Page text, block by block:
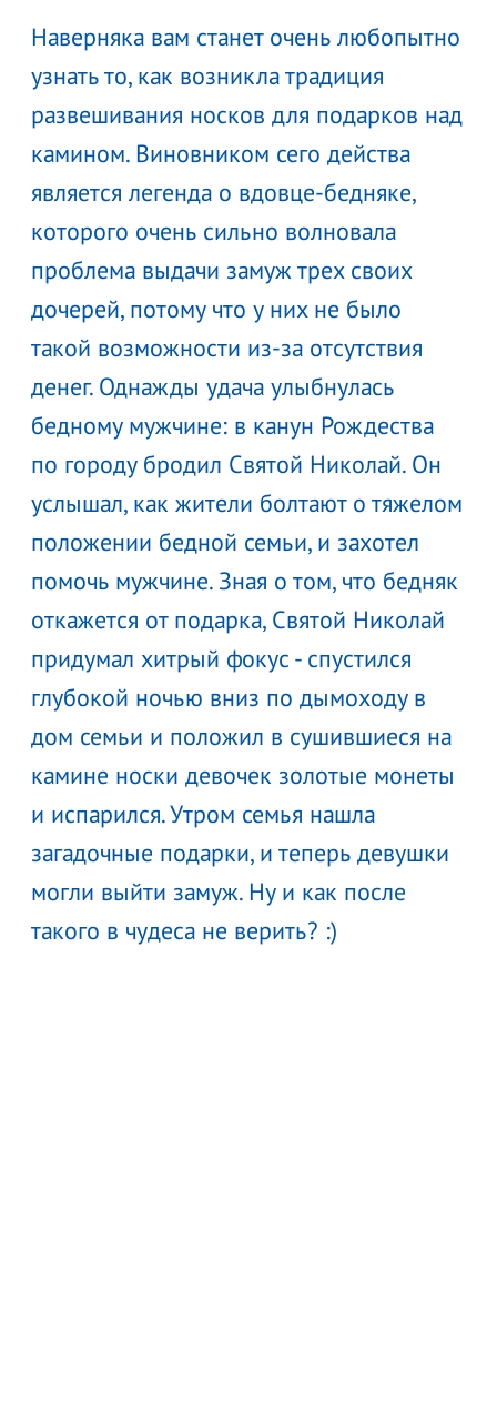
Наверняка вам станет очень любопытно
узнать то, как возникла традиция
развешивания носков для подарков над
камином. Виновником сего действа
является легенда о вдовце-бедняке,
которого очень сильно волновала
проблема выдачи замуж трех своих
дочерей, потому что у них не было
такой возможности из-за отсутствия
денег. Однажды удача улыбнулась
бедному мужчине: в канун Рождества
по городу бродил Святой Николай. Он
услышал, как жители болтают о тяжелом
положении бедной семьи, и захотел
помочь мужчине. Зная о том, что бедняк
откажется от подарка, Святой Николай
придумал хитрый фокус - спустился
глубокой ночью вниз по дымоходу в
дом семьи и положил в сушившиеся на
камине носки девочек золотые монеты
и испарился. Утром семья нашла
загадочные подарки, и теперь девушки
могли выйти замуж. Ну и как после
такого в чудеса не верить? :)